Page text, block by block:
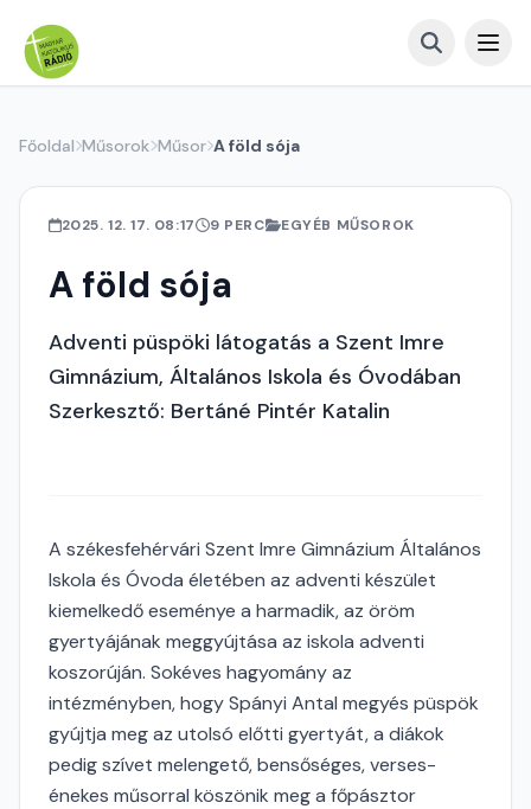
Főoldal Műsorok Műsor A föld sója
2025. 12. 17. 08:17 9 PERC EGYÉB MŰSOROK
A föld sója
Adventi püspöki látogatás a Szent Imre
Gimnázium, Általános Iskola és Óvodában
Szerkesztő: Bertáné Pintér Katalin
A székesfehérvári Szent Imre Gimnázium Általános
Iskola és Óvoda életében az adventi készület
kiemelkedő eseménye a harmadik, az öröm
gyertyájának meggyújtása az iskola adventi
koszorúján. Sokéves hagyomány az
intézményben, hogy Spányi Antal megyés püspök
gyújtja meg az utolsó előtti gyertyát, a diákok
pedig szívet melengető, bensőséges, verses-
énekes műsorral köszönik meg a főpásztor